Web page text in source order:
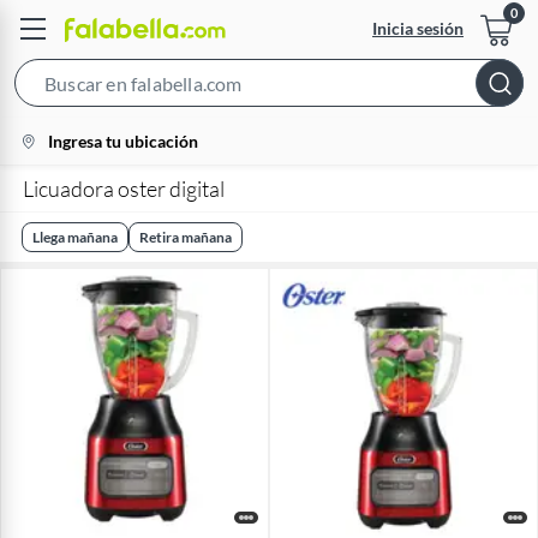
Inicia sesión
Bar
location-
icon
Ingresa tu ubicación
Licuadora oster digital
Llega mañana Retira mañana